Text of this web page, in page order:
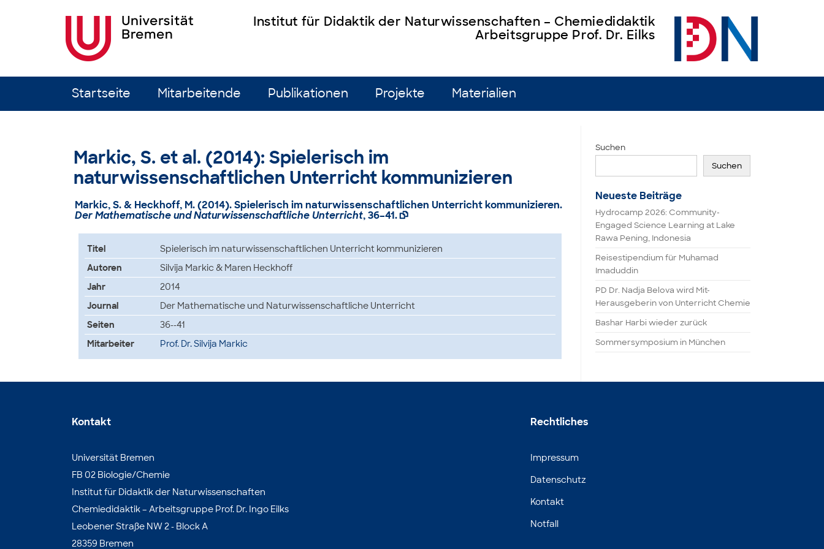
Institut für Didaktik der Naturwissenschaften – Chemiedidaktik
Arbeitsgruppe Prof. Dr. Eilks
Startseite Mitarbeitende Publikationen Projekte Materialien
Markic, S. et al. (2014): Spielerisch im
naturwissenschaftlichen Unterricht kommunizieren
Markic, S. & Heckhoff, M. (2014). Spielerisch im naturwissenschaftlichen Unterricht kommunizieren.
Der Mathematische und Naturwissenschaftliche Unterricht, 36–41. 
Titel
Spielerisch im naturwissenschaftlichen Unterricht kommunizieren
Autoren
Silvija Markic & Maren Heckhoff
Jahr
2014
Journal
Der Mathematische und Naturwissenschaftliche Unterricht
Seiten
36--41
Mitarbeiter
Prof. Dr. Silvija Markic
Suchen
Suchen
Neueste Beiträge
Hydrocamp 2026: Community-
Engaged Science Learning at Lake
Rawa Pening, Indonesia
Reisestipendium für Muhamad
Imaduddin
PD Dr. Nadja Belova wird Mit-
Herausgeberin von Unterricht Chemie
Bashar Harbi wieder zurück
Sommersymposium in München
Kontakt
Universität Bremen
FB 02 Biologie/Chemie
Institut für Didaktik der Naturwissenschaften
Chemiedidaktik – Arbeitsgruppe Prof. Dr. Ingo Eilks
Leobener Straße NW 2 - Block A
28359 Bremen
Rechtliches
Impressum
Datenschutz
Kontakt
Notfall